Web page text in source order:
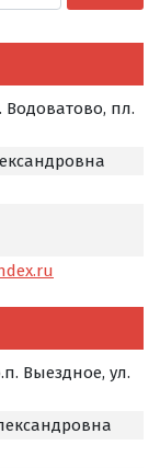
Водоватово, пл.
Выездное, ул.